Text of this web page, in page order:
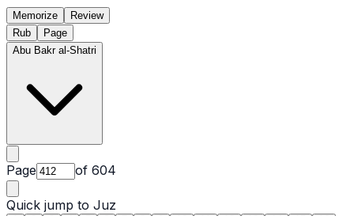
Memorize
Review
Rub
Page
Abu Bakr al-Shatri
Page of 604
Quick jump to Juz